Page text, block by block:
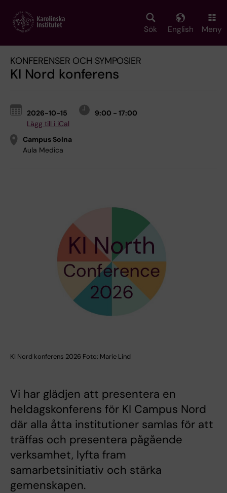
main
Sök English Meny
KONFERENSER OCH SYMPOSIER
KI Nord konferens
2026-10-15
9:00 - 17:00
Lägg till i iCal
Campus Solna
Aula Medica
KI Nord konferens 2026 Foto: Marie Lind
Vi har glädjen att presentera en
heldagskonferens för KI Campus Nord
där alla åtta institutioner samlas för att
träffas och presentera pågående
verksamhet, lyfta fram
samarbetsinitiativ och stärka
gemenskapen.